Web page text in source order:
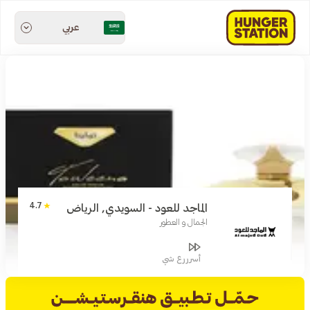
عربي
الماجد للعود - السويدي, الرياض
الجمال و العطور
4.7
أسرررع شي